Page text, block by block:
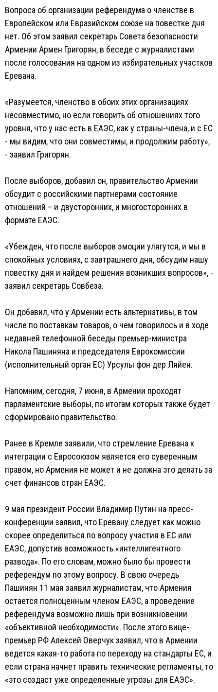
Вопроса об организации референдума о членстве в
Европейском или Евразийском союзе на повестке дня
нет. Об этом заявил секретарь Совета безопасности
Армении Армен Григорян, в беседе с журналистами
после голосования на одном из избирательных участков
Еревана.
«Разумеется, членство в обоих этих организациях
несовместимо, но если говорить об отношениях того
уровня, что у нас есть в ЕАЭС, как у страны-члена, и с ЕС
- мы видим, что они совместимы, и продолжим работу»,
- заявил Григорян.
После выборов, добавил он, правительство Армении
обсудит с российскими партнерами состояние
отношений – и двусторонних, и многосторонних в
формате ЕАЭС.
«Убежден, что после выборов эмоции улягутся, и мы в
спокойных условиях, с завтрашнего дня, обсудим нашу
повестку дня и найдем решения возникших вопросов», -
заявил секретарь Совбеза.
Он добавил, что у Армении есть альтернативы, в том
числе по поставкам товаров, о чем говорилось и в ходе
недавней телефонной беседы премьер-министра
Никола Пашиняна и председателя Еврокомиссии
(исполнительный орган ЕС) Урсулы фон дер Ляйен.
Напомним, сегодня, 7 июня, в Армении проходят
парламентские выборы, по итогам которых также будет
сформировано правительство.
Ранее в Кремле заявили, что стремление Еревана к
интеграции с Евросоюзом является его суверенным
правом, но Армения не может и не должна это делать за
счет финансов стран ЕАЭС.
9 мая президент России Владимир Путин на пресс-
конференции заявил, что Еревану следует как можно
скорее определиться по вопросу участия в ЕС или
ЕАЭС, допустив возможность «интеллигентного
развода». По его словам, можно было бы провести
референдум по этому вопросу. В свою очередь
Пашинян 11 мая заявил журналистам, что Армения
остается полноценным членом ЕАЭС, а проведение
референдума возможно лишь при возникновении
«объективной необходимости». После этого вице-
премьер РФ Алексей Оверчук заявил, что в Армении
ведется какая-то работа по переходу на стандарты ЕС, и
если страна начнет править технические регламенты, то
«это создаст уже определенные угрозы для ЕАЭС».